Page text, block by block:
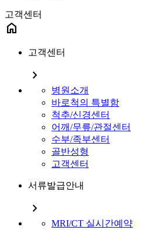
고객센터
home
고객센터
chevron_right
병원소개
바로척의 특별함
척추/신경센터
어깨/무릎/관절센터
수부/족부센터
골반성형
고객센터
서류발급안내
chevron_right
MRI/CT 실시간예약